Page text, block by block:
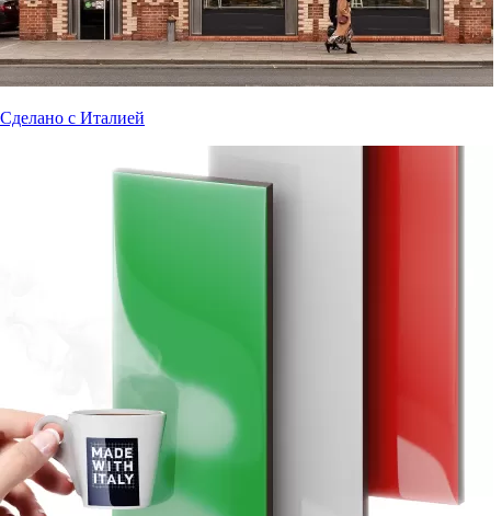
Сделано с Италией